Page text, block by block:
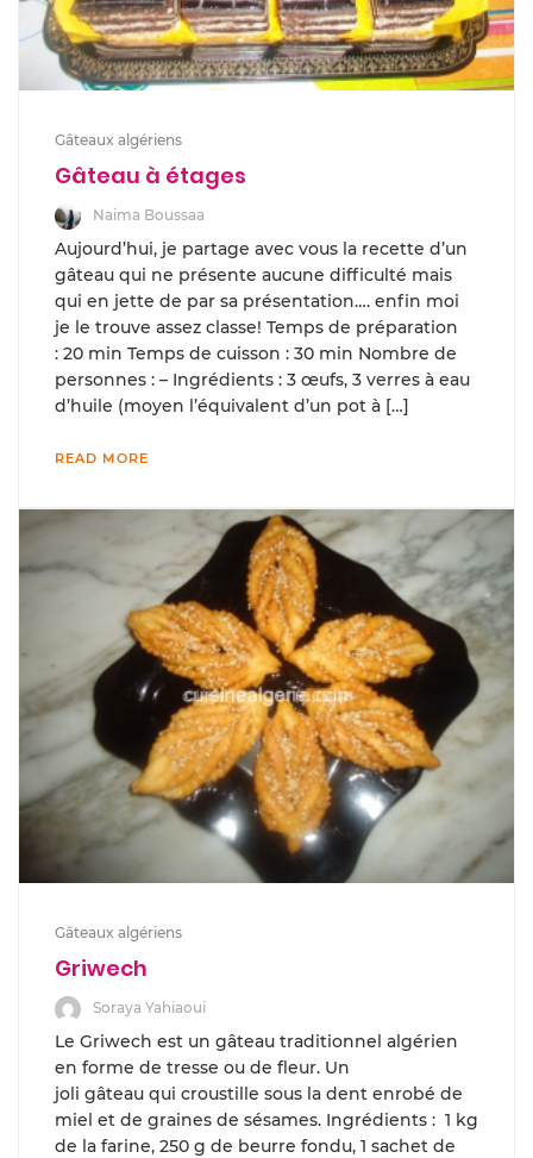
Gâteaux algériens
Gâteau à étages
Naima Boussaa
Aujourd’hui, je partage avec vous la recette d’un
gâteau qui ne présente aucune difficulté mais
qui en jette de par sa présentation…. enfin moi
je le trouve assez classe! Temps de préparation
: 20 min Temps de cuisson : 30 min Nombre de
personnes : – Ingrédients : 3 œufs, 3 verres à eau
d’huile (moyen l’équivalent d’un pot à […]
READ MORE
Gâteaux algériens
Griwech
Soraya Yahiaoui
Le Griwech est un gâteau traditionnel algérien
en forme de tresse ou de fleur. Un
joli gâteau qui croustille sous la dent enrobé de
miel et de graines de sésames. Ingrédients : 1 kg
de la farine, 250 g de beurre fondu, 1 sachet de